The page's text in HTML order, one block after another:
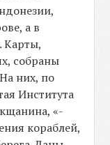
а в
Карты,
собраны
них, по
Института
«-
кораблей,